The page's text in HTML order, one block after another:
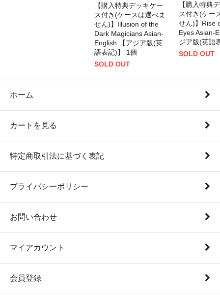
【購入特典デッキケー
ス付き(ケースは選べま
せん)】Illusion of the
Dark Magicians Asian-
English 【アジア版(英
語表記)】 1個
SOLD OUT
【購入特典
ス付き(ケー
せん)】Rise
Eyes Asian-
ジア版(英語
SOLD OUT
ホーム
カートを見る
特定商取引法に基づく表記
プライバシーポリシー
お問い合わせ
マイアカウント
会員登録